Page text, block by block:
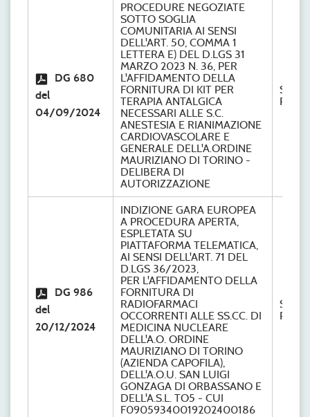
DG 680
del
04/09/2024
PROCEDURE NEGOZIATE
SOTTO SOGLIA
COMUNITARIA AI SENSI
DELL'ART. 50, COMMA 1
LETTERA E) DEL D.LGS 31
MARZO 2023 N. 36, PER
L'AFFIDAMENTO DELLA
FORNITURA DI KIT PER
TERAPIA ANTALGICA
NECESSARI ALLE S.C.
ANESTESIA E RIANIMAZIONE
CARDIOVASCOLARE E
GENERALE DELL'A.ORDINE
MAURIZIANO DI TORINO -
DELIBERA DI
AUTORIZZAZIONE
S.C.
DG 986
del
20/12/2024
INDIZIONE GARA EUROPEA
A PROCEDURA APERTA,
ESPLETATA SU
PIATTAFORMA TELEMATICA,
AI SENSI DELL'ART. 71 DEL
D.LGS 36/2023,
PER L'AFFIDAMENTO DELLA
FORNITURA DI
RADIOFARMACI
OCCORRENTI ALLE SS.CC. DI
MEDICINA NUCLEARE
DELL'A.O. ORDINE
MAURIZIANO DI TORINO
(AZIENDA CAPOFILA),
DELL'A.O.U. SAN LUIGI
GONZAGA DI ORBASSANO E
DELL'A.S.L. TO5 - CUI
F09059340019202400186
S.C.